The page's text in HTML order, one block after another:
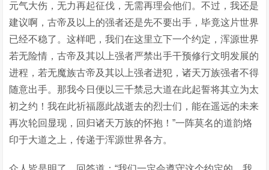
元气大伤，无力再起征伐，无需再理会他们。不过，我还是
建议啊，古帝及以上的强者还是先不要出手，毕竟这片世界
已经不稳了。这样吧，我们在这里立下一个约定，浑源世界
若无险情，古帝及其以上强者严禁出手干预修行文明发展的
进程，若无魔族古帝及其以上强者进犯，诸天万族强者不得
随意出手。那我今日便以三千禁忌大道在此起誓将其立为太
初之约！我在此祈福愿此战逝去的烈士们，能在遥远的未来
再次轮回显现，回归诸天万族的怀抱！”一阵莫名的道韵烙
印于大道之上，传递于浑源世界各方。